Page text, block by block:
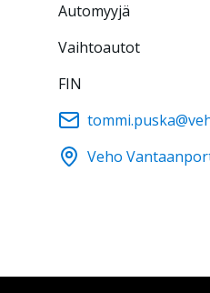
automyyjä
Vaihtoautot
FIN
Veho